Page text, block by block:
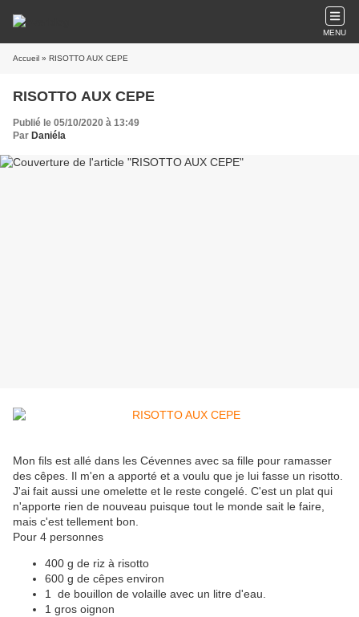
MENU
Accueil » RISOTTO AUX CEPE
RISOTTO AUX CEPE
Publié le 05/10/2020 à 13:49
Par Daniéla
Mon fils est allé dans les Cévennes avec sa fille pour ramasser
des cêpes. Il m'en a apporté et a voulu que je lui fasse un risotto.
J'ai fait aussi une omelette et le reste congelé. C'est un plat qui
n'apporte rien de nouveau puisque tout le monde sait le faire,
mais c'est tellement bon.
Pour 4 personnes
400 g de riz à risotto
600 g de cêpes environ
1 de bouillon de volaille avec un litre d'eau.
1 gros oignon